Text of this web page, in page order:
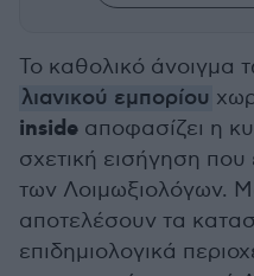
Το καθολικό άνοιγμα
λιανικού εμπορίου
inside αποφασίζει η
σχετική εισήγηση που
των Λοιμωξιολόγων.
αποτελέσουν τα
επιδημιολογικά